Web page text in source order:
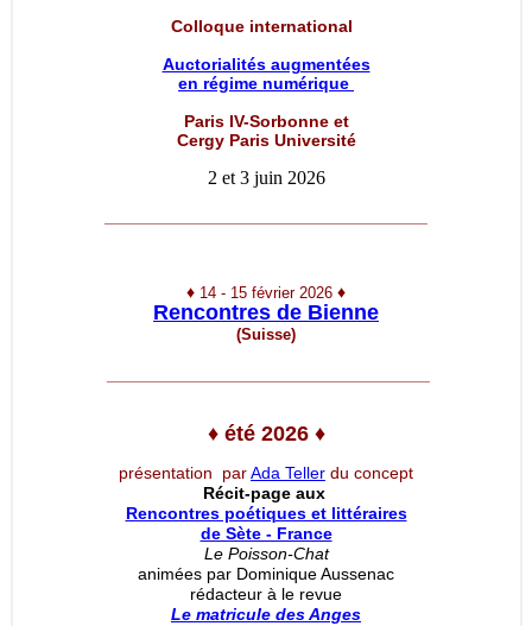
Colloque international
Auctorialités augmentées
en régime numérique
Paris IV-Sorbonne et
Cergy Paris Université
2 et 3 juin 2026
♦ 14 - 15 février 2026 ♦
Rencontres de Bienne
(Suisse)
♦été 2026 ♦
présentation parAda Teller du concept
Récit-page aux
Rencontres poétiques et littéraires
de Sète - France
Le Poisson-Chat
animées par Dominique Aussenac
rédacteur à le revue
Le matricule des Anges